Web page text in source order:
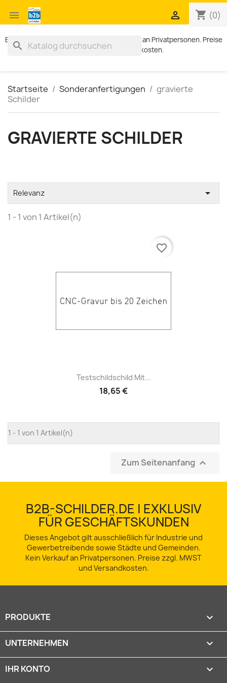
 shopping_cart (0)

Exklusiv für Geschäftskunden. Kein Verkauf an Privatpersonen. Preise
zzgl. MWST und Versandkosten.
search
Startseite Sonderanfertigungen
gravierte
Schilder
GRAVIERTE SCHILDER
Relevanz 
1 - 1 von 1 Artikel(n)
Testschildschild Mit...
18,65 €
favorite_border
1 - 1 von 1 Artikel(n)
Zum Seitenanfang 
B2B-SCHILDER.DE | EXKLUSIV
FÜR GESCHÄFTSKUNDEN
Dieses Angebot gilt ausschließlich für Industrie und
Gewerbetreibende sowie Städte und Gemeinden.
Kein Verkauf an Privatpersonen. Preise zzgl. MWST
und Versandkosten.
PRODUKTE 
UNTERNEHMEN 
IHR KONTO 